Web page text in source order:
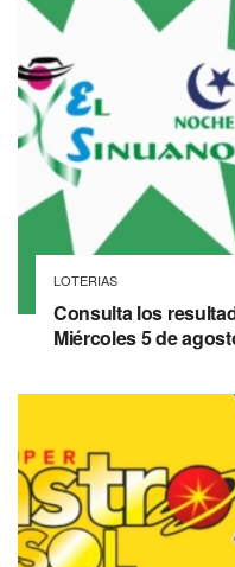
LOTERIAS
Consulta los
Miércoles 5 de